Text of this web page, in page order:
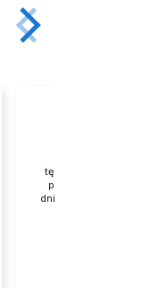
tęczowe baletki są
paczka była u mnie
dnia o 7 rano:)))))))